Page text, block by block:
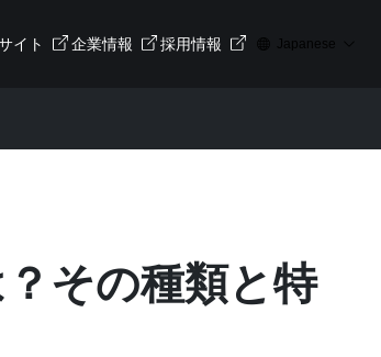
イト 企業情報 採用情報 Japanese
その種類と特